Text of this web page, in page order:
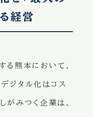
経営
る熊本において、
ジタル化はコス
がみつく企業は、